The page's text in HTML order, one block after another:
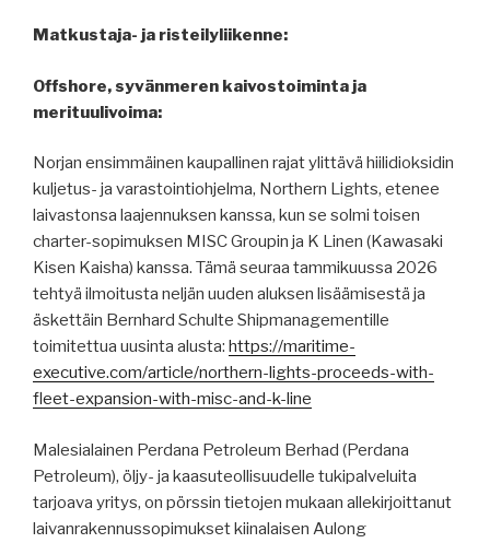
Matkustaja- ja risteilyliikenne:
Offshore, syvänmeren kaivostoiminta ja
merituulivoima:
Norjan ensimmäinen kaupallinen rajat ylittävä hiilidioksidin
kuljetus- ja varastointiohjelma, Northern Lights, etenee
laivastonsa laajennuksen kanssa, kun se solmi toisen
charter-sopimuksen MISC Groupin ja K Linen (Kawasaki
Kisen Kaisha) kanssa. Tämä seuraa tammikuussa 2026
tehtyä ilmoitusta neljän uuden aluksen lisäämisestä ja
äskettäin Bernhard Schulte Shipmanagementille
toimitettua uusinta alusta: https://maritime-
executive.com/article/northern-lights-proceeds-with-
fleet-expansion-with-misc-and-k-line
Malesialainen Perdana Petroleum Berhad (Perdana
Petroleum), öljy- ja kaasuteollisuudelle tukipalveluita
tarjoava yritys, on pörssin tietojen mukaan allekirjoittanut
laivanrakennussopimukset kiinalaisen Aulong